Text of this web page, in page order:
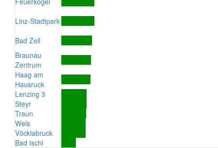
Linz-Stadtpark
Bad Zell
Braunau
Zentrum
Haag am
Hausruck
Lenzing 3
Steyr
Traun
Wels
Vöcklabruck
Bad Ischl